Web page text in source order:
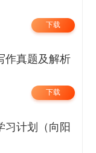
下载
下载